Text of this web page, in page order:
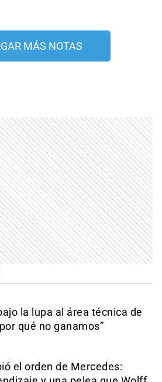
MÁS NOTAS
la lupa al área técnica de
qué no ganamos”
el orden de Mercedes: